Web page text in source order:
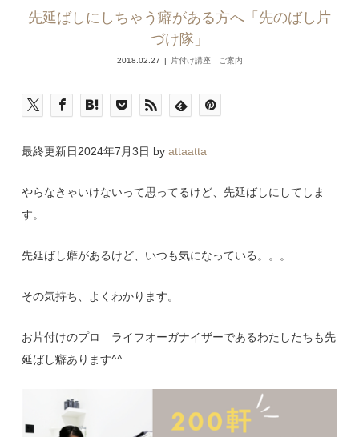
先延ばしにしちゃう癖がある方へ「先のばし片
づけ隊」
2018.02.27 片付け講座 ご案内
最終更新日2024年7月3日 byattaatta
やらなきゃいけないって思ってるけど、先延ばしにしてしま
す。
先延ばし癖があるけど、いつも気になっている。。。
その気持ち、よくわかります。
お片付けのプロ ライフオーガナイザーであるわたしたちも先
延ばし癖あります^^